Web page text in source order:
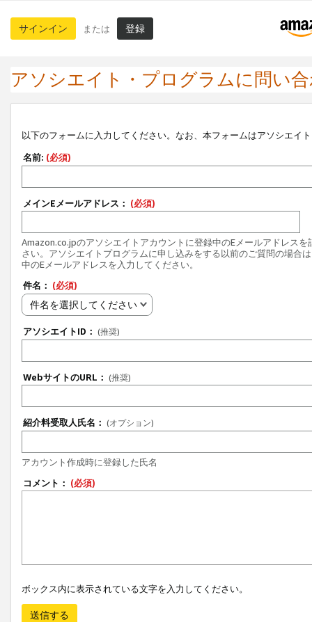
サインイン または 登録
アソシエイト・プログラムに問い
以下のフォームに入力してください。なお、本フォームはアソシエイ
名前: (必須)
メインEメールアドレス： (必須)
Amazon.co.jpのアソシエイトアカウントに登録中のEメールアドレスを
さい。アソシエイトプログラムに申し込みをする以前のご質問の場合
中のEメールアドレスを入力してください。
件名： (必須)
件名を選択してください
アソシエイトID： (推奨)
WebサイトのURL： (推奨)
紹介料受取人氏名： (オプション)
アカウント作成時に登録した氏名
コメント： (必須)
ボックス内に表示されている文字を入力してください。
送信する